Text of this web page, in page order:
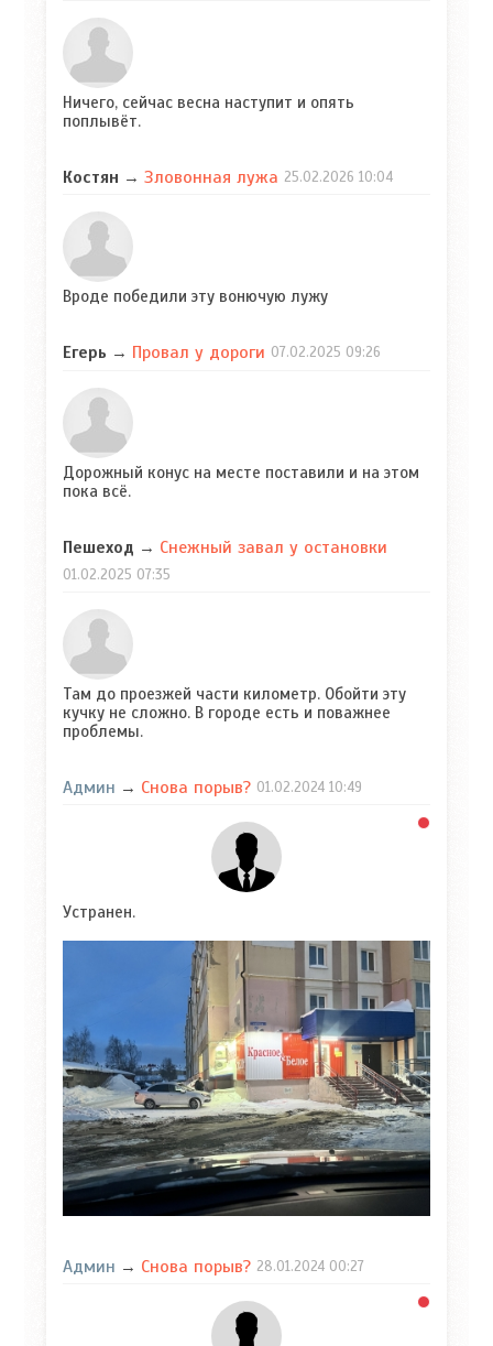
Ничего, сейчас весна наступит и опять
поплывёт.
Костян →Зловонная лужа 25.02.2026 10:04
Вроде победили эту вонючую лужу
Егерь → Провал у дороги 07.02.2025 09:26
Дорожный конус на месте поставили и на этом
пока всё.
Пешеход → Снежный завал у остановки
01.02.2025 07:35
Там до проезжей части километр. Обойти эту
кучку не сложно. В городе есть и поважнее
проблемы.
Админ → Снова порыв? 01.02.2024 10:49
Устранен.
Админ → Снова порыв? 28.01.2024 00:27